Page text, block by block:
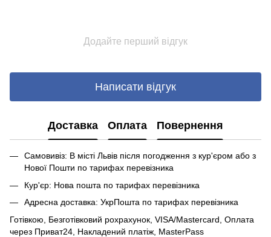
Додайте перший відгук
Написати відгук
Доставка Оплата Повернення
Самовивіз: В місті Львів після погодження з кур'єром або з
Нової Пошти по тарифах перевізника
Кур'єр: Нова пошта по тарифах перевізника
Адресна доставка: УкрПошта по тарифах перевізника
Готівкою, Безготівковий рохрахунок, VISA/Mastercard, Оплата
через Приват24, Накладений платіж, MasterPass